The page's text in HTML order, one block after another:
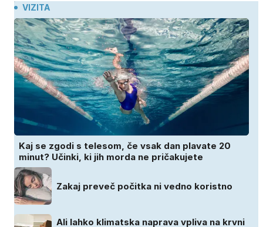
VIZITA
Kaj se zgodi s telesom, če vsak dan plavate 20
minut? Učinki, ki jih morda ne pričakujete
Zakaj preveč počitka ni vedno koristno
Ali lahko klimatska naprava vpliva na krvni